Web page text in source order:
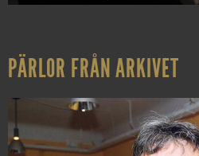
PÄRLOR FRÅN ARKIVET